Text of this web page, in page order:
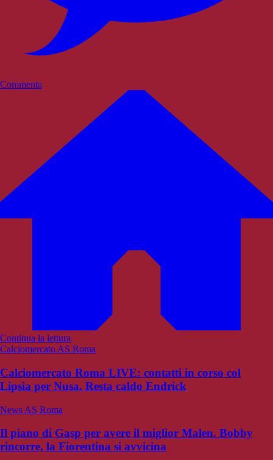
Commenta
Continua la lettura
Calciomercato AS Roma
Calciomercato Roma LIVE: contatti in corso col
Lipsia per Nusa. Resta caldo Endrick
News AS Roma
Il piano di Gasp per avere il miglior Malen. Bobby
rincorre, la Fiorentina si avvicina